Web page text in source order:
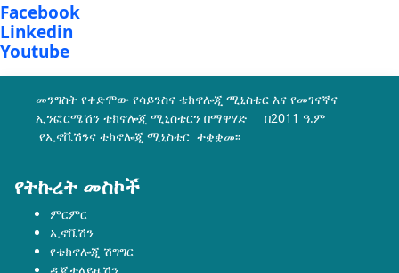
Facebook
Linkedin
Youtube
መንግስት የቀድሞው የሳይንስና ቴክኖሎጂ ሚኒስቴር እና የመገናኛና
ኢንፎርሜሽን ቴክኖሎጂ ሚኒስቴርን በማዋሃድ በ2011 ዓ.ም
የኢኖቬሽንና ቴክኖሎጂ ሚኒስቴር ተቋቋመ፡፡
የትኩረት መስኮች
ምርምር
ኢኖቬሽን
የቴክኖሎጂ ሽግግር